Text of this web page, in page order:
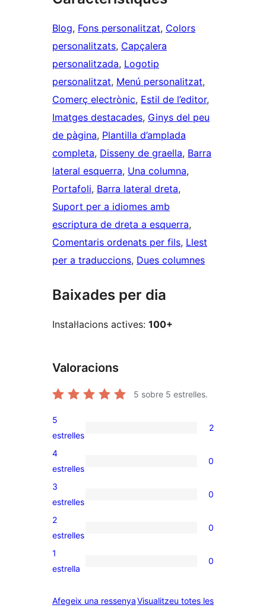
Blog, Fons personalitzat, Colors
personalitzats, Capçalera
personalitzada, Logotip
personalitzat, Menú personalitzat
Comerç electrònic, Estil de l’editor
Imatges destacades, Ginys del peu
de pàgina, Plantilla d’amplada
completa, Disseny de graella, Barra
lateral esquerra, Una columna
Portafoli, Barra lateral dreta
Suport per a idiomes amb
escriptura de dreta a esquerra
Comentaris ordenats per fils, Llest
per a traduccions, Dues columnes
Baixades per dia
Instal·lacions actives: 100+
Valoracions
5 sobre 5 estrelles.
2
valoracions
de
5
estrelles
2
0
valoracions
de
4
estrelles
0
0
valoracions
de
3
estrelles
0
0
valoracions
de
estrelles
2
estrelles
0
0
de
1
estrella
0
Afegeix una ressenyaVisualitzeu totes lesressenyes